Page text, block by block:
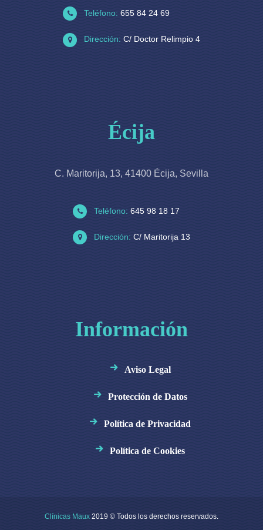
Teléfono: 655 84 24 69
Dirección: C/ Doctor Relimpio 4
Écija
C. Maritorija, 13, 41400 Écija, Sevilla
Teléfono: 645 98 18 17
Dirección: C/ Maritorija 13
Información
Aviso Legal
Protección de Datos
Política de Privacidad
Política de Cookies
Clínicas Maux 2019 © Todos los derechos reservados.